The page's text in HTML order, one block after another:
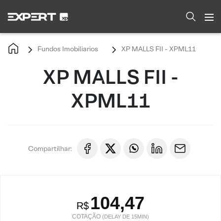
Fundos Imobiliarios XP MALLS FII - XPML11
XP MALLS FII -
XPML11
Compartilhar:
R$ 104,47
COTAÇÃO (DELAY DE 15MIN)